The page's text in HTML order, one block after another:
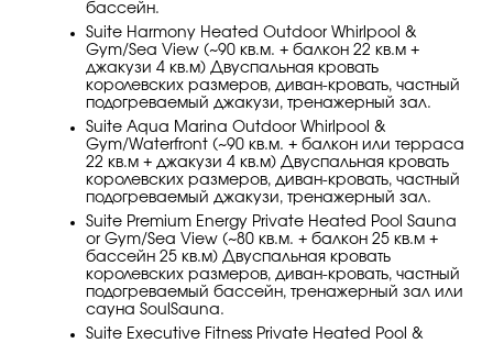
бассейн.
Suite Harmony Heated Outdoor Whirlpool &
Gym/Sea View (~90 кв.м. + балкон 22 кв.м +
джакузи 4 кв.м) Двуспальная кровать
королевских размеров, диван-кровать, частный
подогреваемый джакузи, тренажерный зал.
Suite Aqua Marina Outdoor Whirlpool &
Gym/Waterfront (~90 кв.м. + балкон или терраса
22 кв.м + джакузи 4 кв.м) Двуспальная кровать
королевских размеров, диван-кровать, частный
подогреваемый джакузи, тренажерный зал.
Suite Premium Energy Private Heated Pool Sauna
or Gym/Sea View (~80 кв.м. + балкон 25 кв.м +
бассейн 25 кв.м) Двуспальная кровать
королевских размеров, диван-кровать, частный
подогреваемый бассейн, тренажерный зал или
сауна SoulSauna.
Suite Executive Fitness Private Heated Pool &